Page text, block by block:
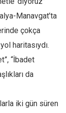
Manavgat’ta
çokça
haritasıydı.
“İbadet
da
iki gün süren